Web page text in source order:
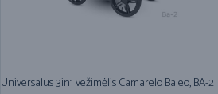
Universalus 3in1 vežimėlis Camarelo Baleo, BA-2